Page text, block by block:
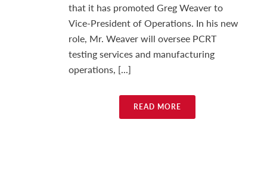
that it has promoted Greg Weaver to
Vice-President of Operations. In his new
role, Mr. Weaver will oversee PCRT
testing services and manufacturing
operations, [...]
READ MORE